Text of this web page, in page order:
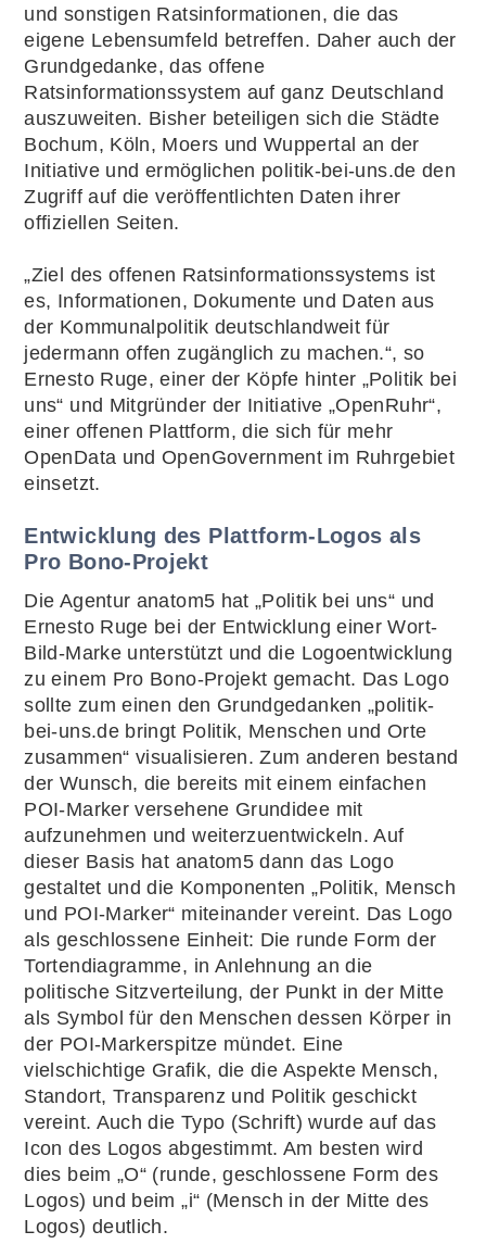
und sonstigen Ratsinformationen, die das
eigene Lebensumfeld betreffen. Daher auch der
Grundgedanke, das offene
Ratsinformationssystem auf ganz Deutschland
auszuweiten. Bisher beteiligen sich die Städte
Bochum, Köln, Moers und Wuppertal an der
Initiative und ermöglichen politik-bei-uns.de den
Zugriff auf die veröffentlichten Daten ihrer
offiziellen Seiten.
„Ziel des offenen Ratsinformationssystems ist
es, Informationen, Dokumente und Daten aus
der Kommunalpolitik deutschlandweit für
jedermann offen zugänglich zu machen.“, so
Ernesto Ruge, einer der Köpfe hinter „Politik bei
uns“ und Mitgründer der Initiative „OpenRuhr“,
einer offenen Plattform, die sich für mehr
OpenData und OpenGovernment im Ruhrgebiet
einsetzt.
Entwicklung des Plattform-Logos als
Pro Bono-Projekt
Die Agentur anatom5 hat „Politik bei uns“ und
Ernesto Ruge bei der Entwicklung einer Wort-
Bild-Marke unterstützt und die Logoentwicklung
zu einem Pro Bono-Projekt gemacht. Das Logo
sollte zum einen den Grundgedanken „politik-
bei-uns.de bringt Politik, Menschen und Orte
zusammen“ visualisieren. Zum anderen bestand
der Wunsch, die bereits mit einem einfachen
POI-Marker versehene Grundidee mit
aufzunehmen und weiterzuentwickeln. Auf
dieser Basis hat anatom5 dann das Logo
gestaltet und die Komponenten „Politik, Mensch
und POI-Marker“ miteinander vereint. Das Logo
als geschlossene Einheit: Die runde Form der
Tortendiagramme, in Anlehnung an die
politische Sitzverteilung, der Punkt in der Mitte
als Symbol für den Menschen dessen Körper in
der POI-Markerspitze mündet. Eine
vielschichtige Grafik, die die Aspekte Mensch,
Standort, Transparenz und Politik geschickt
vereint. Auch die Typo (Schrift) wurde auf das
Icon des Logos abgestimmt. Am besten wird
dies beim „O“ (runde, geschlossene Form des
Logos) und beim „i“ (Mensch in der Mitte des
Logos) deutlich.